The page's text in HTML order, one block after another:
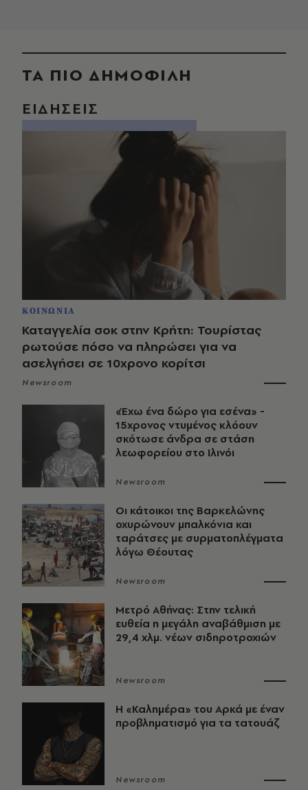
ΤΑ ΠΙΟ ΔΗΜΟΦΙΛΗ
ΕΙΔΗΣΕΙΣ
ΚΟΙΝΩΝΙΑ
Καταγγελία σοκ στην Κρήτη: Τουρίστας
ρωτούσε πόσο να πληρώσει για να
ασελγήσει σε 10χρονο κορίτσι
Newsroom
«Έχω ένα δώρο για εσένα» -
15χρονος ντυμένος κλόουν
σκότωσε άνδρα σε στάση
λεωφορείου στο Ιλινόι
Newsroom
Οι κάτοικοι της Βαρκελώνης
οχυρώνουν μπαλκόνια και
ταράτσες με συρματοπλέγματα
λόγω Θέουτας
Newsroom
Μετρό Αθήνας: Στην τελική
ευθεία η μεγάλη αναβάθμιση με
29,4 χλμ. νέων σιδηροτροχιών
Newsroom
Η «Καλημέρα» του Αρκά με έναν
προβληματισμό για τα τατουάζ
Newsroom